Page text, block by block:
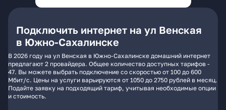
Подключить интернет на ул Венская
в Южно-Сахалинске
В 2026 году на ул Венская в Южно-Сахалинске домашний интернет
предлагают 2 провайдера. Общее количество доступных тарифов -
47. Вы можете выбрать подключение со скоростью от 100 до 600
Мбит/с. Цены на услуги варьируются от 1050 до 2750 рублей в месяц.
Подайте заявку на подходящий тариф, учитывая необходимые опции
и стоимость.